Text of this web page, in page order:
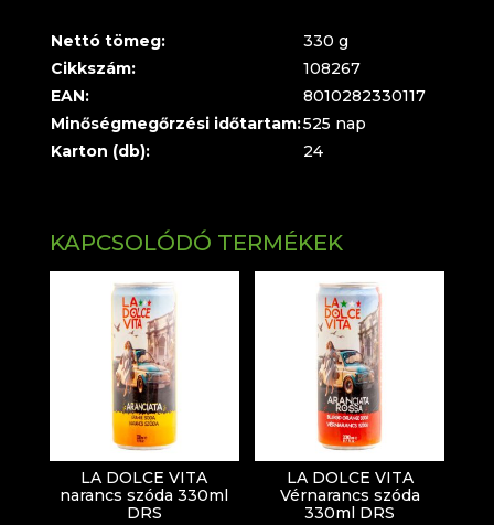
Nettó tömeg:
330 g
Cikkszám:
108267
EAN:
8010282330117
Minőségmegőrzési időtartam:525 nap
Karton (db):
24
KAPCSOLÓDÓ TERMÉKEK
LA DOLCE VITA
narancs szóda 330ml
DRS
LA DOLCE VITA
Vérnarancs szóda
330ml DRS